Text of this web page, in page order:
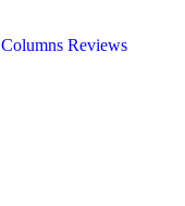
Columns Reviews